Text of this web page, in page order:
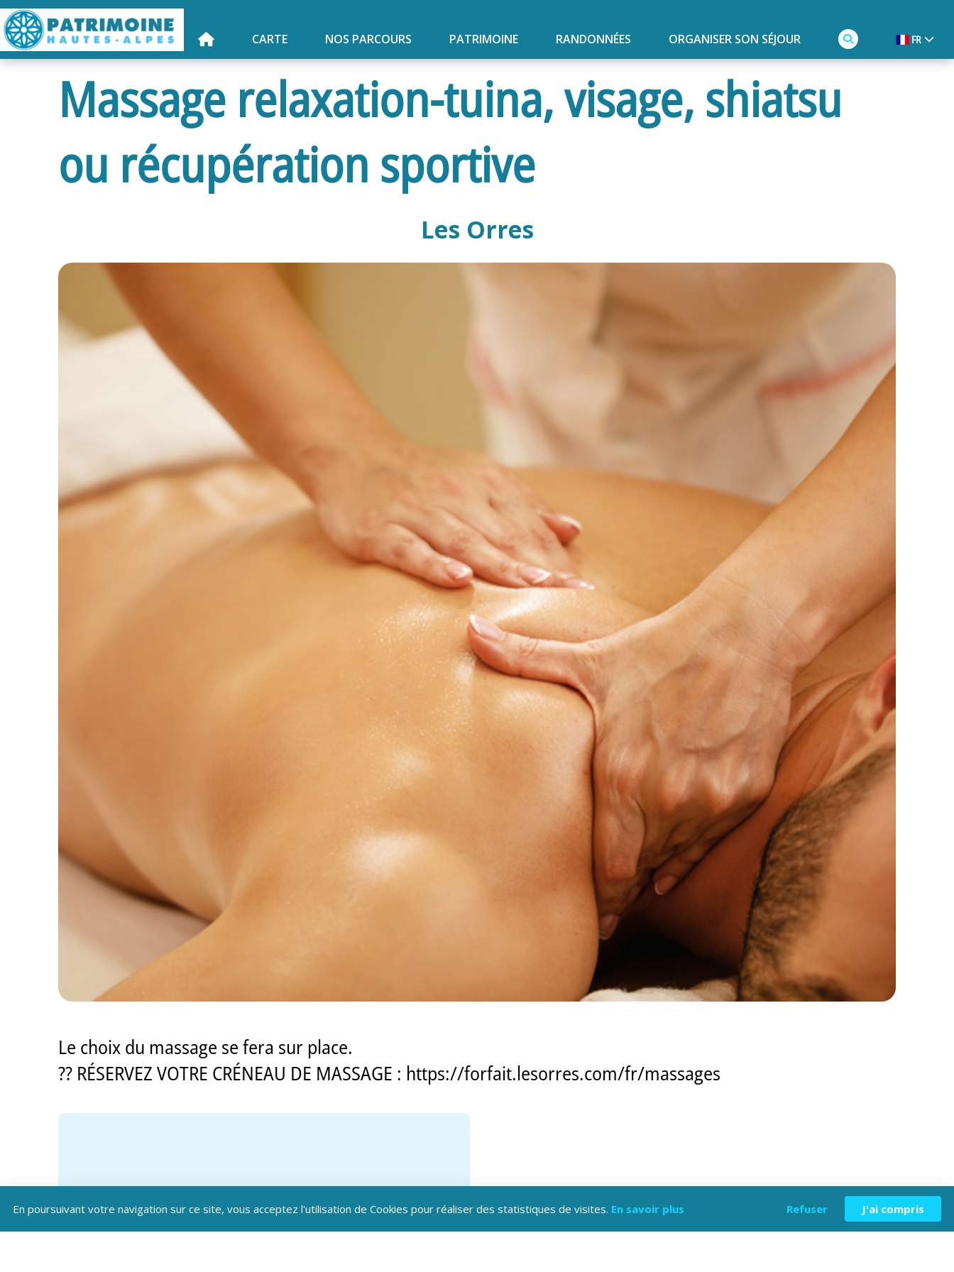
CARTE NOS PARCOURS PATRIMOINE RANDONNÉES ORGANISER SON SÉJOUR FR
Massage relaxation-tuina, visage, shiatsu
ou récupération sportive
Les Orres
Le choix du massage se fera sur place.
?? RÉSERVEZ VOTRE CRÉNEAU DE MASSAGE : https://forfait.lesorres.com/fr/massages
En poursuivant votre navigation sur ce site, vous acceptez l'utilisation de Cookies pour réaliser des statistiques de visites. En savoir plus Refuser J'ai compris